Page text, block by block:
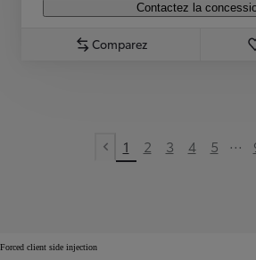
Contactez la
Comparez
Previous page
1 2 3 4 5 ...
Forced client side injection